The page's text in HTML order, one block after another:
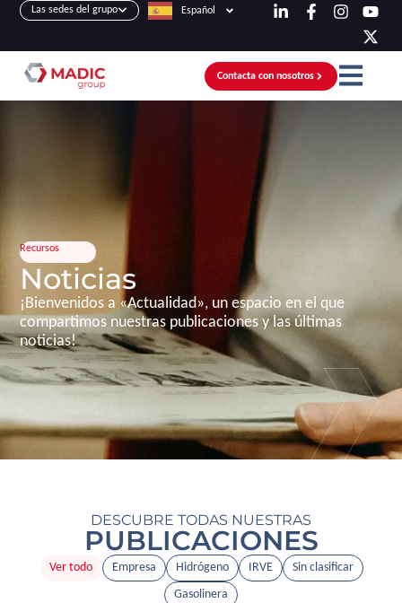
Las sedes del grupo Español
Contacta con nosotros
Recursos
Noticias
¡Bienvenidos a «Actualidad», un espacio en el que
compartimos nuestras publicaciones y las últimas
noticias!
DESCUBRE TODAS NUESTRAS
PUBLICACIONES
Empresa Hidrógeno IRVE
Sin clasificar
Gasolinera
Ver todo